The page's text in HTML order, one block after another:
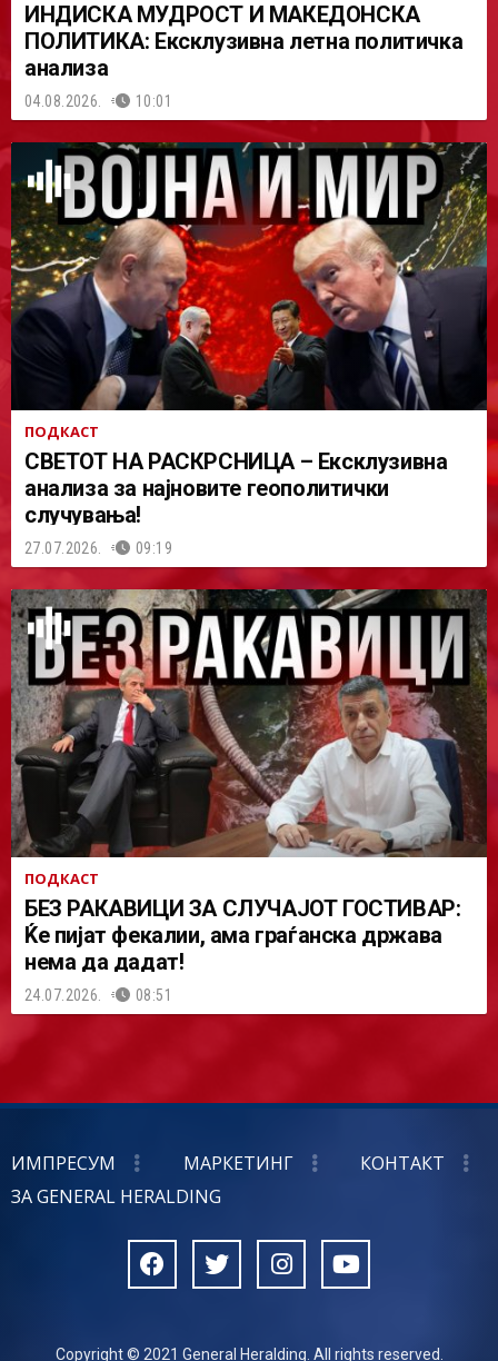
ИНДИСКА МУДРОСТ И МАКЕДОНСКА
ПОЛИТИКА: Ексклузивна летна политичка
анализа
04.08.2026. 10:01
ПОДКАСТ
СВЕТОТ НА РАСКРСНИЦА – Ексклузивна
анализа за најновите геополитички
случувања!
27.07.2026. 09:19
ПОДКАСТ
БЕЗ РАКАВИЦИ ЗА СЛУЧАЈОТ ГОСТИВАР:
Ќе пијат фекалии, ама граѓанска држава
нема да дадат!
24.07.2026. 08:51
ИМПРЕСУМ МАРКЕТИНГ
КОНТАКТ
ЗА GENERAL HERALDING
Copyright © 2021 General Heralding. All rights reserved.